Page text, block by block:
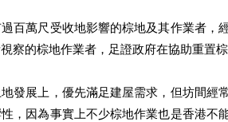
百萬尺受收地影響的棕地及其作業者，
察的棕地作業者，足證政府在協助重置
發展上，優先滿足建屋需求，但坊間經
，因為事實上不少棕地作業也是香港不